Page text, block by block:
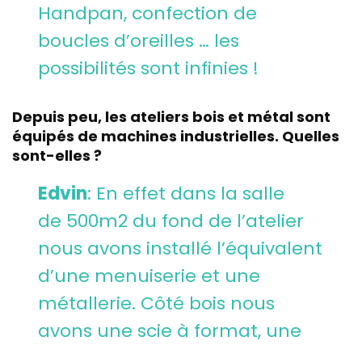
Handpan, confection de
boucles d’oreilles … les
possibilités sont infinies !
Depuis peu, les ateliers bois et métal sont
équipés de machines industrielles. Quelles
sont-elles ?
Edvin: En effet dans la salle
de 500m2 du fond de l’atelier
nous avons installé l’équivalent
d’une menuiserie et une
métallerie. Côté bois nous
avons une scie à format, une